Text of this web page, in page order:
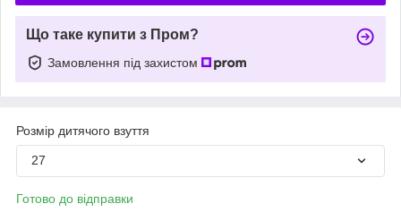
Що таке купити з Пром?
Замовлення під захистом
Розмір дитячого взуття
27
Готово до відправки